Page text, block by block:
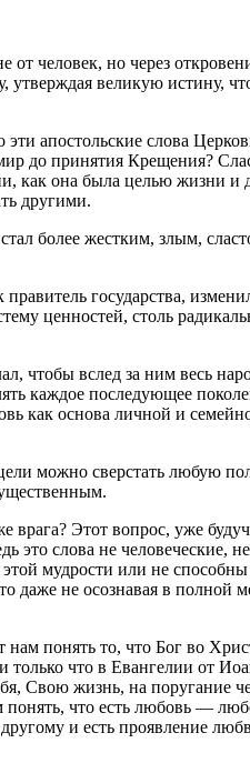
от человек, но через
великую истину,
апостольские слова
до принятия Крещения?
как она была целью жизни и
другими.
более жестким, злым,
государства,
ценностей, столь
чтобы вслед за ним весь
каждое последующее
как основа личной и
можно сверстать любую
врага? Этот вопрос, уже
это слова не человеческие,
мудрости или не
даже не осознавая в
нам понять то, что Бог во
что в Евангелии от
Свою жизнь, на поругание
что есть любовь —
и есть проявление